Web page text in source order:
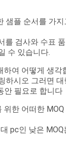
샘플 순서를 가
를 검사와 수표
수 있습니다.
하여 어떻게 생각
하시오 그러면
안 필요로 합니다
위한 어떠한
pc인 낮은 MOQ